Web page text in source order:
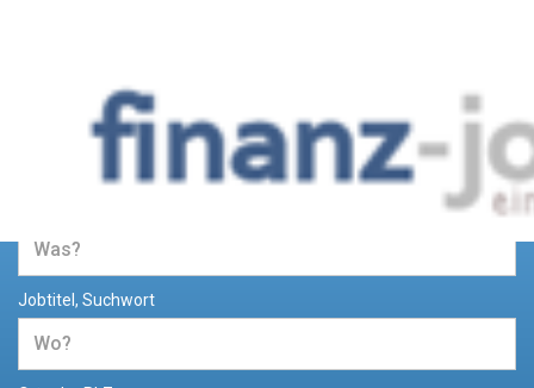
Jobs und Stellenangebote im
Bereich Finanzen
Jobtitel, Suchwort